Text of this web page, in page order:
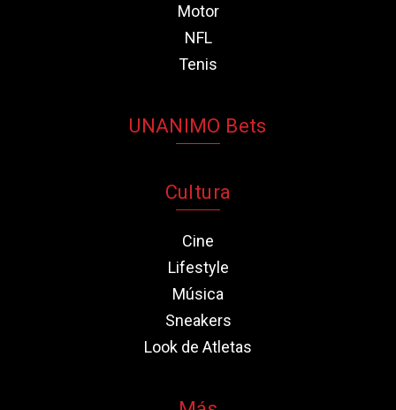
Motor
NFL
Tenis
UNANIMO Bets
Cultura
Cine
Lifestyle
Música
Sneakers
Look de Atletas